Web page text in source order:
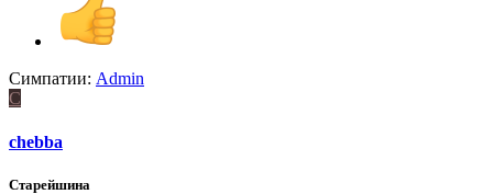
Симпатии: Admin
C
chebba
Старейшина